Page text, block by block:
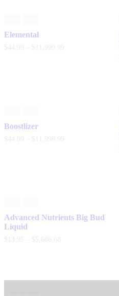
Elemental
$44. 99 $ 11,999. 99
Boostlizer
$44 99 $ 11,999 99
Advanced Nutrients Big Bud
Liquid
$ 13. 95 $5,686. 08